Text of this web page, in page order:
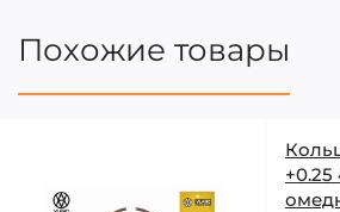
Похожие товары
+0.25